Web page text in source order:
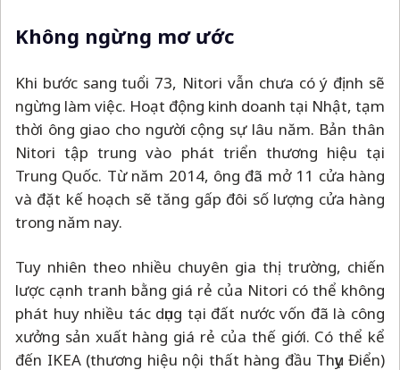
Không ngừng mơ ước
Khi bước sang tuổi 73, Nitori vẫn chưa có ý định sẽ
ngừng làm việc. Hoạt động kinh doanh tại Nhật, tạm
thời ông giao cho người cộng sự lâu năm. Bản thân
Nitori tập trung vào phát triển thương hiệu tại
Trung Quốc. Từ năm 2014, ông đã mở 11 cửa hàng
và đặt kế hoạch sẽ tăng gấp đôi số lượng cửa hàng
trong năm nay.
Tuy nhiên theo nhiều chuyên gia thị trường, chiến
lược cạnh tranh bằng giá rẻ của Nitori có thể không
phát huy nhiều tác dụng tại đất nước vốn đã là công
xưởng sản xuất hàng giá rẻ của thế giới. Có thể kể
đến IKEA (thương hiệu nội thất hàng đầu Thụy Điển)